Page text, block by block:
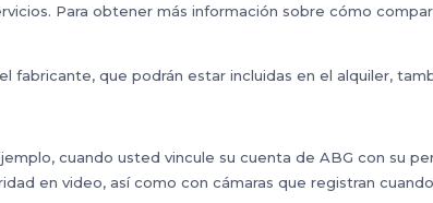
Para obtener más información sobre cómo
fabricante, que podrán estar incluidas en el alquiler,
cuando usted vincule su cuenta de ABG con su
en video, así como con cámaras que registran